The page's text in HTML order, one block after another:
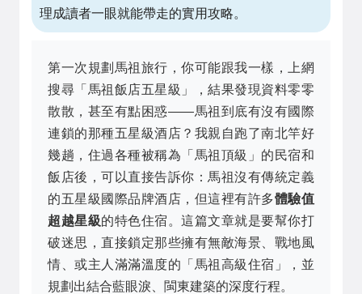
理成讀者一眼就能帶走的實用攻略。
第一次規劃馬祖旅行，你可能跟我一樣，上網
搜尋「馬祖飯店五星級」，結果發現資料零零
散散，甚至有點困惑——馬祖到底有沒有國際
連鎖的那種五星級酒店？我親自跑了南北竿好
幾趟，住過各種被稱為「馬祖頂級」的民宿和
飯店後，可以直接告訴你：馬祖沒有傳統定義
的五星級國際品牌酒店，但這裡有許多體驗值
超越星級的特色住宿。這篇文章就是要幫你打
破迷思，直接鎖定那些擁有無敵海景、戰地風
情、或主人滿滿溫度的「馬祖高級住宿」，並
規劃出結合藍眼淚、閩東建築的深度行程。